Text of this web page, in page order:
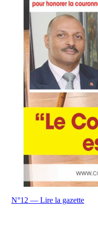
N°12 — Lire la gazette